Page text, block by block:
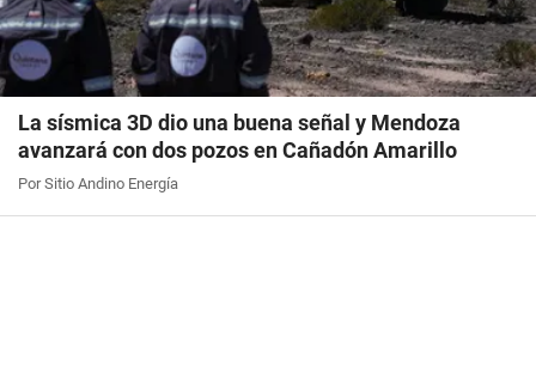
La sísmica 3D dio una buena señal y Mendoza
avanzará con dos pozos en Cañadón Amarillo
Por Sitio Andino Energía